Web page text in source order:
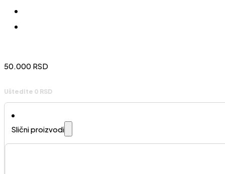
50.000RSD
Uštedite 0 RSD
Slični proizvodi